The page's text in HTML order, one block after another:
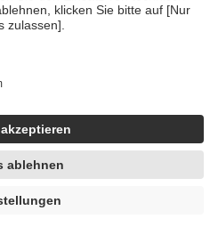
es sich um echte Bewertungen
articles/4419944605341
unter Zuhilfenahme künstlicher